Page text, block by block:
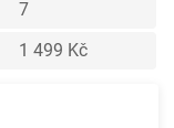
7
1 499 Kč